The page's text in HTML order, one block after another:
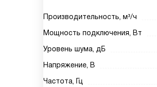
Производительность, м³/ч
Мощность подключения, Вт
Уровень шума, дБ
Напряжение, В
Частота, Гц